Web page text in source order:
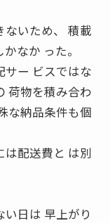
いため、 積載
なか った。
サー ビスではな
荷物を積み合わ
な納品条件も個
配送費と は別
日は 早上がり